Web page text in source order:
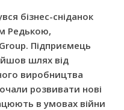
бізнес-сніданок
Редькою,
Підприємець
шлях від
виробництва
розвивати нові
в умовах війни